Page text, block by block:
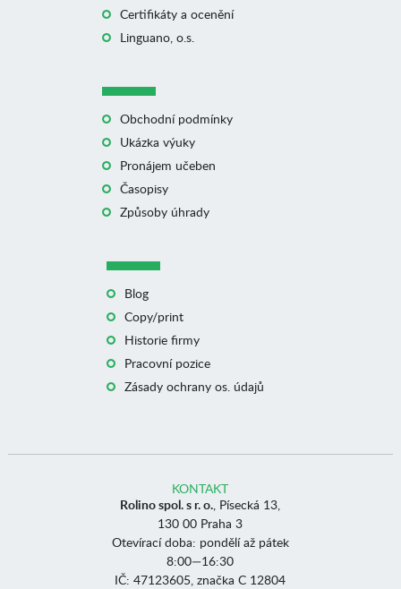
Certifikáty a ocenění
Linguano, o.s.
Obchodní podmínky
Ukázka výuky
Pronájem učeben
Časopisy
Způsoby úhrady
Blog
Copy/print
Historie firmy
Pracovní pozice
Zásady ochrany os. údajů
KONTAKT
Rolino spol. s r. o., Písecká 13,
130 00 Praha 3
Otevírací doba: pondělí až pátek
8:00—16:30
IČ: 47123605, značka C 12804